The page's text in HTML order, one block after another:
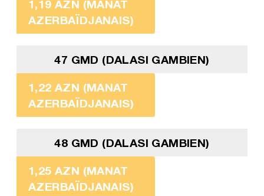
1,19 AZN (MANAT
AZERBAÏDJANAIS)
47 GMD (DALASI GAMBIEN)
1,22 AZN (MANAT
AZERBAÏDJANAIS)
48 GMD (DALASI GAMBIEN)
1,25 AZN (MANAT
AZERBAÏDJANAIS)